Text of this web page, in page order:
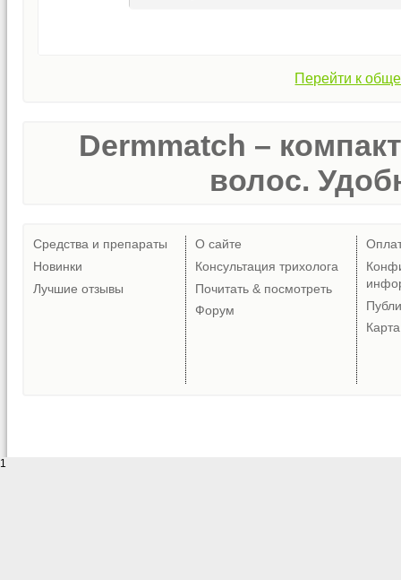
Перейти к
Dermmatch –
волос.
Средства и препараты
Новинки
Лучшие отзывы
О сайте
Консультация трихолога
Почитать & посмотреть
Форум
1